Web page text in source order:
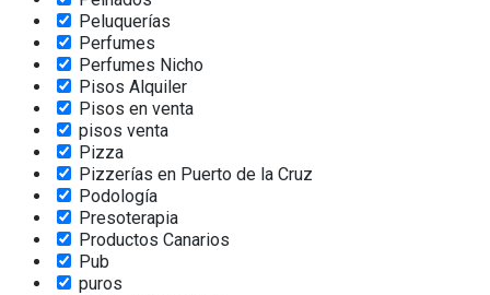
Peluquerías
Perfumes
Perfumes Nicho
Pisos Alquiler
Pisos en venta
pisos venta
Pizza
Pizzerías en Puerto de la Cruz
Podología
Presoterapia
Productos Canarios
Pub
puros